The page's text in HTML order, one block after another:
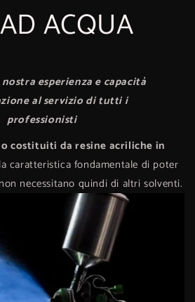
ACQUA
esperienza e capacità
al servizio di tutti i
professionisti
costituiti da resine acriliche in
caratteristica fondamentale di poter
necessitano quindi di altri solventi.